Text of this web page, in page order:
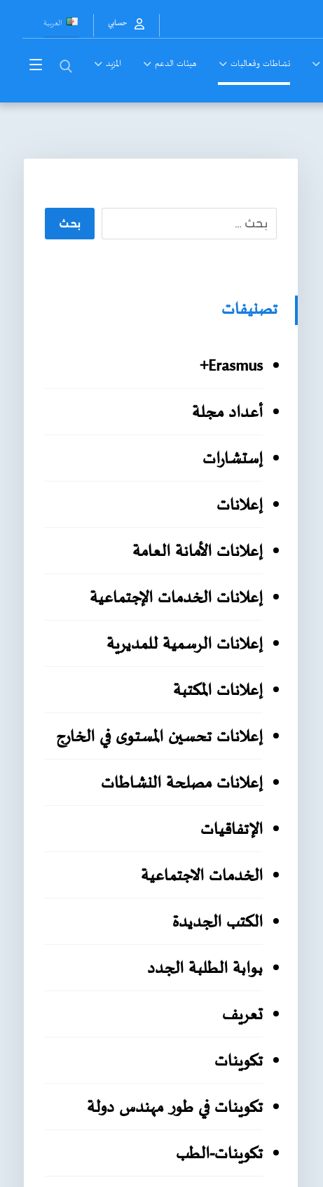
العربية حسابي
نشاطات وفعاليات هيئات الدعم المزيد
بحث
تصنيفات
Erasmus+
أعداد مجلة
إستشارات
إعلانات
إعلانات الأمانة العامة
إعلانات الخدمات الإجتماعية
إعلانات الرسمية للمديرية
إعلانات المكتبة
إعلانات تحسين المستوى في الخارج
إعلانات مصلحة النشاطات
الإتفاقيات
الخدمات الاجتماعية
الكتب الجديدة
بوابة الطلبة الجدد
تعريف
تكوينات
تكوينات في طور مهندس دولة
تكوينات-الطب